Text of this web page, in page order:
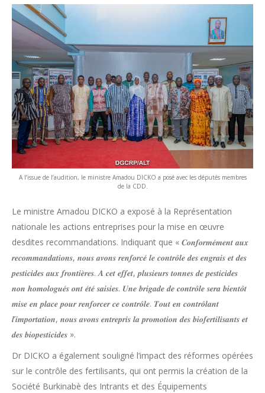
A l’issue de l’audition, le ministre Amadou DICKO a posé avec les députés membres
de la CDD.
Le ministre Amadou DICKO a exposé à la Représentation
nationale les actions entreprises pour la mise en œuvre
desdites recommandations. Indiquant que « 𝑪𝒐𝒏𝒇𝒐𝒓𝒎𝒆́𝒎𝒆𝒏𝒕 𝒂𝒖𝒙
𝒓𝒆𝒄𝒐𝒎𝒎𝒂𝒏𝒅𝒂𝒕𝒊𝒐𝒏𝒔, 𝒏𝒐𝒖𝒔 𝒂𝒗𝒐𝒏𝒔 𝒓𝒆𝒏𝒇𝒐𝒓𝒄𝒆́ 𝒍𝒆 𝒄𝒐𝒏𝒕𝒓𝒐̂𝒍𝒆 𝒅𝒆𝒔 𝒆𝒏𝒈𝒓𝒂𝒊𝒔 𝒆𝒕 𝒅𝒆𝒔
𝒑𝒆𝒔𝒕𝒊𝒄𝒊𝒅𝒆𝒔 𝒂𝒖𝒙 𝒇𝒓𝒐𝒏𝒕𝒊𝒆̀𝒓𝒆𝒔. 𝑨̀ 𝒄𝒆𝒕 𝒆𝒇𝒇𝒆𝒕, 𝒑𝒍𝒖𝒔𝒊𝒆𝒖𝒓𝒔 𝒕𝒐𝒏𝒏𝒆𝒔 𝒅𝒆 𝒑𝒆𝒔𝒕𝒊𝒄𝒊𝒅𝒆𝒔
𝒏𝒐𝒏 𝒉𝒐𝒎𝒐𝒍𝒐𝒈𝒖𝒆́𝒔 𝒐𝒏𝒕 𝒆́𝒕𝒆́ 𝒔𝒂𝒊𝒔𝒊𝒆𝒔. 𝑼𝒏𝒆 𝒃𝒓𝒊𝒈𝒂𝒅𝒆 𝒅𝒆 𝒄𝒐𝒏𝒕𝒓𝒐̂𝒍𝒆 𝒔𝒆𝒓𝒂 𝒃𝒊𝒆𝒏𝒕𝒐̂𝒕
𝒎𝒊𝒔𝒆 𝒆𝒏 𝒑𝒍𝒂𝒄𝒆 𝒑𝒐𝒖𝒓 𝒓𝒆𝒏𝒇𝒐𝒓𝒄𝒆𝒓 𝒄𝒆 𝒄𝒐𝒏𝒕𝒓𝒐̂𝒍𝒆. 𝑻𝒐𝒖𝒕 𝒆𝒏 𝒄𝒐𝒏𝒕𝒓𝒐̂𝒍𝒂𝒏𝒕
𝒍’𝒊𝒎𝒑𝒐𝒓𝒕𝒂𝒕𝒊𝒐𝒏, 𝒏𝒐𝒖𝒔 𝒂𝒗𝒐𝒏𝒔 𝒆𝒏𝒕𝒓𝒆𝒑𝒓𝒊𝒔 𝒍𝒂 𝒑𝒓𝒐𝒎𝒐𝒕𝒊𝒐𝒏 𝒅𝒆𝒔 𝒃𝒊𝒐𝒇𝒆𝒓𝒕𝒊𝒍𝒊𝒔𝒂𝒏𝒕𝒔 𝒆𝒕
𝒅𝒆𝒔 𝒃𝒊𝒐𝒑𝒆𝒔𝒕𝒊𝒄𝒊𝒅𝒆𝒔 ».
Dr DICKO a également souligné l’impact des réformes opérées
sur le contrôle des fertilisants, qui ont permis la création de la
Société Burkinabè des Intrants et des Équipements